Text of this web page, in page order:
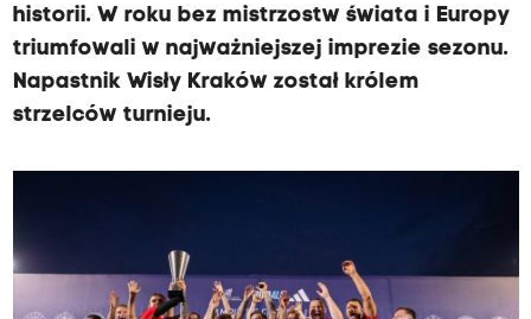
historii. W roku bez mistrzostw świata i Europy
triumfowali w najważniejszej imprezie sezonu.
Napastnik Wisły Kraków został królem
strzelców turnieju.